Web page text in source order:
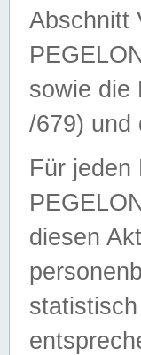
Abschnitt
sowie die
/679) und
Für jeden
diesen